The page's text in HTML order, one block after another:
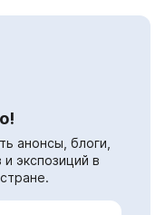
анонсы, блоги,
экспозиций в